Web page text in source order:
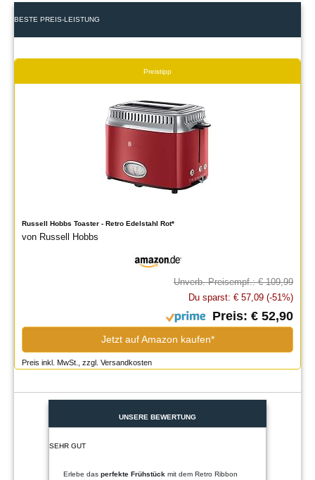
BESTE PREIS-LEISTUNG
Preistipp
Russell Hobbs Toaster - Retro Edelstahl Rot*
von Russell Hobbs
Unverb. Preisempf.: € 109,99
Du sparst: € 57,09 (-51%)
Preis: € 52,90
Jetzt auf Amazon kaufen*
Preis inkl. MwSt., zzgl. Versandkosten
UNSERE BEWERTUNG
SEHR GUT
Erlebe das perfekte Frühstück mit dem Retro Ribbon